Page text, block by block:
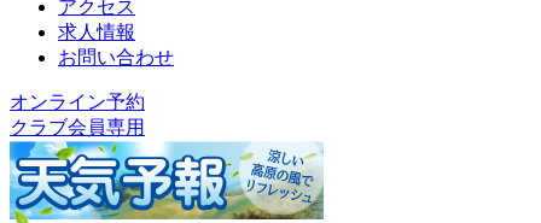
アクセス
求人情報
お問い合わせ
オンライン予約
クラブ会員専用